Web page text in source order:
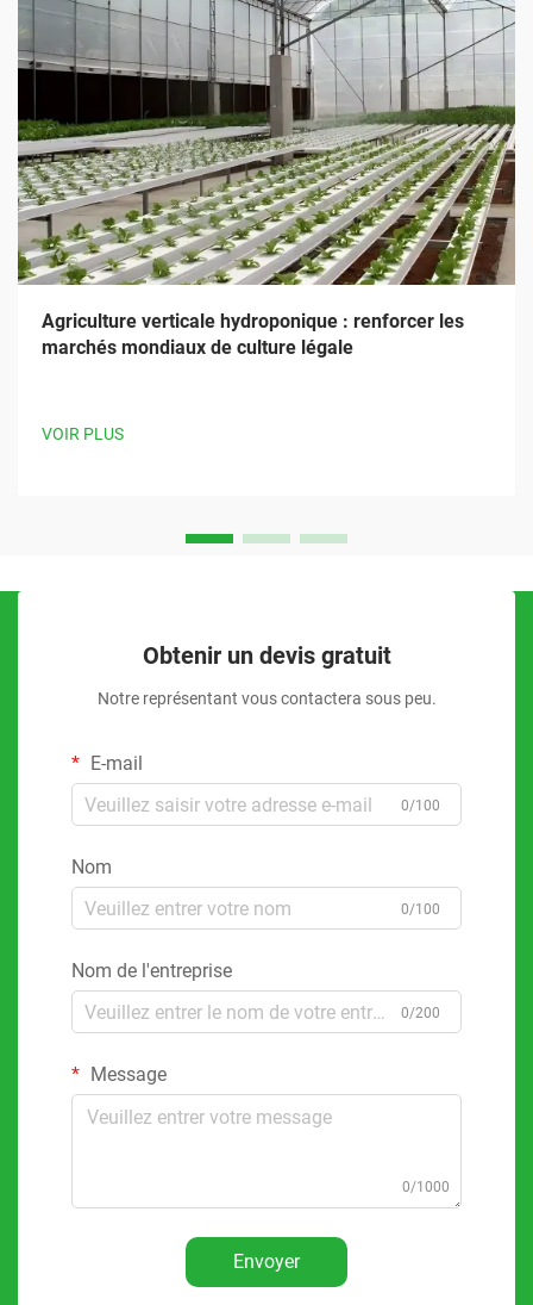
Agriculture verticale hydroponique : renforcer les
marchés mondiaux de culture légale
VOIR PLUS
Obtenir un devis gratuit
Notre représentant vous contactera sous peu.
E-mail
0/100
Nom
0/100
Nom de l'entreprise
0/200
Message
0/1000
Envoyer